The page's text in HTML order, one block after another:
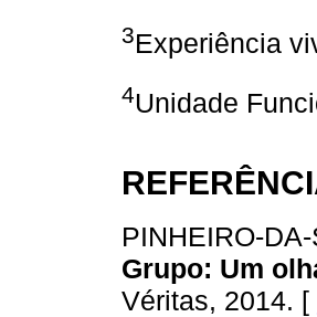
3Experiência
4Unidade
PINHEIRO-
Grupo: Um
Véritas, 2014. [